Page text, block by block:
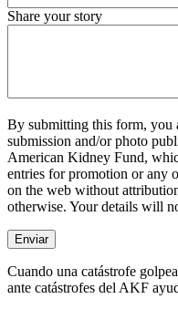
Share your story
By submitting this form, you
submission and/or photo
American Kidney Fund,
entries for promotion or any
on the web without
otherwise. Your details will
Cuando una catástrofe
ante catástrofes del AKF